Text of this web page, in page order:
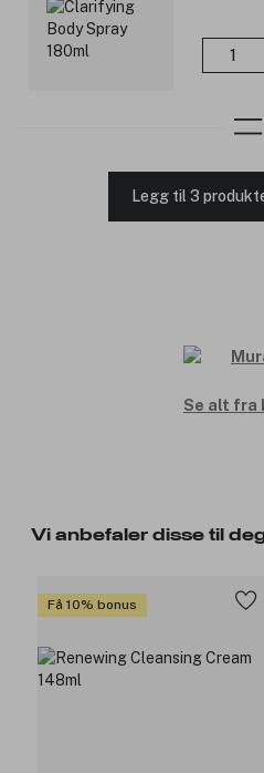
Legg til 3
Se alt fra
Vi anbefaler disse til
Få 10% bonus